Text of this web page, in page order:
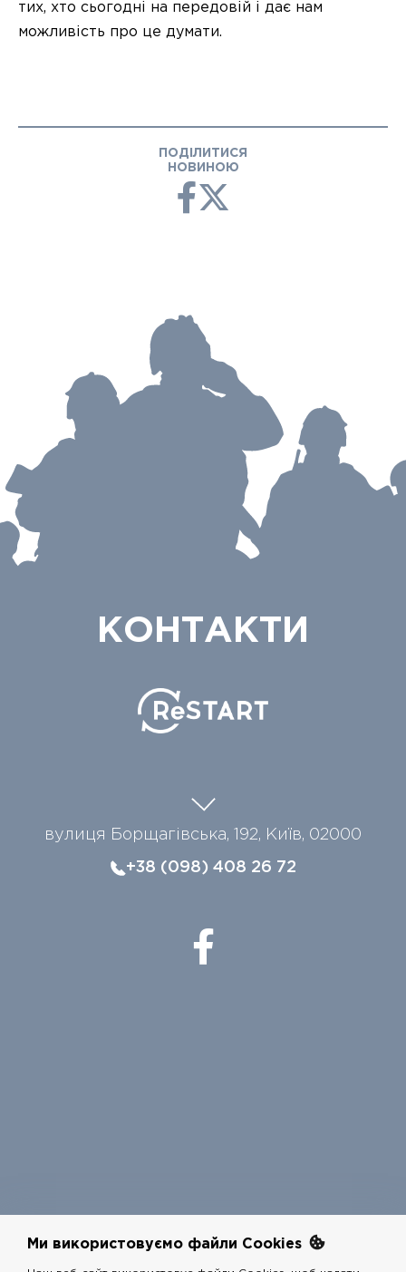
тих, хто сьогодні на передовій і дає нам
можливість про це думати.
ПОДІЛИТИСЯ
НОВИНОЮ
КОНТАКТИ
вулиця Борщагівська, 192, Київ, 02000
+38 (098) 408 26 72
Ми використовуємо файли Cookies